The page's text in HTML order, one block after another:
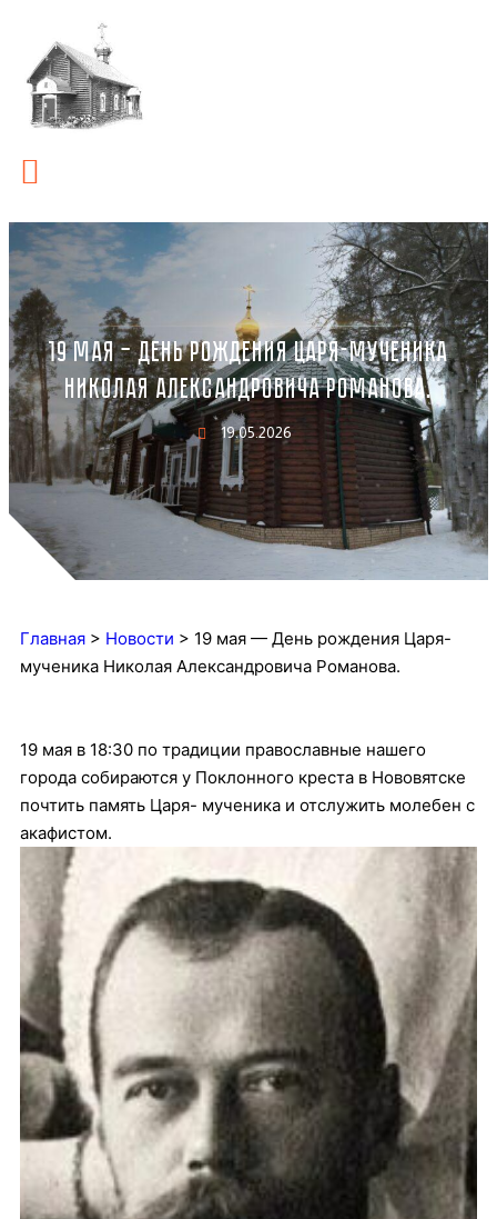
19 МАЯ — ДЕНЬ РОЖДЕНИЯ ЦАРЯ-МУЧЕНИКА
НИКОЛАЯ АЛЕКСАНДРОВИЧА РОМАНОВА.
19.05.2026
Главная > Новости > 19 мая — День рождения Царя-
мученика Николая Александровича Романова.
19 мая в 18:30 по традиции православные нашего
города собираются у Поклонного креста в Нововятске
почтить память Царя- мученика и отслужить молебен с
акафистом.